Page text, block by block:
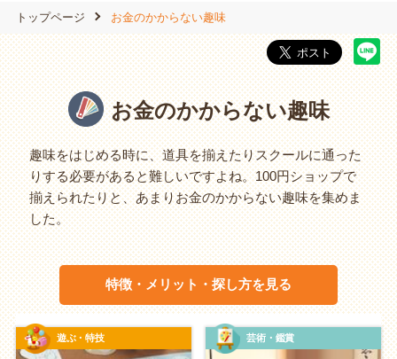
トップページ お金のかからない趣味
お金のかからない趣味
趣味をはじめる時に、道具を揃えたりスクールに通った
りする必要があると難しいですよね。100円ショップで
揃えられたりと、あまりお金のかからない趣味を集めま
した。
特徴・メリット・探し方を見る
遊ぶ・特技 芸術・鑑賞